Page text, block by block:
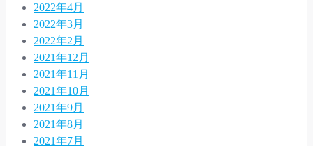
2022年4月
2022年3月
2022年2月
2021年12月
2021年11月
2021年10月
2021年9月
2021年8月
2021年7月